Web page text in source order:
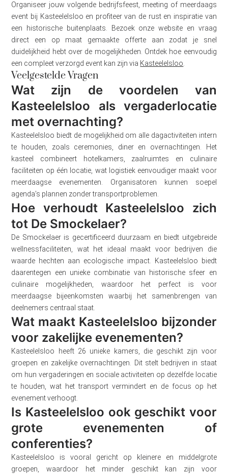
Organiseer jouw volgende bedrijfsfeest, meeting of meerdaags
event bij Kasteelelsloo en profiteer van de rust en inspiratie van
een historische buitenplaats. Bezoek onze website en vraag
direct een op maat gemaakte offerte aan zodat je snel
duidelijkheid hebt over de mogelijkheden. Ontdek hoe eenvoudig
een compleet verzorgd event kan zijn via Kasteelelsloo.
Veelgestelde Vragen
Wat zijn de voordelen van
Kasteelelsloo als vergaderlocatie
met overnachting?
Kasteelelsloo biedt de mogelijkheid om alle dagactiviteiten intern
te houden, zoals ceremonies, diner en overnachtingen. Het
kasteel combineert hotelkamers, zaalruimtes en culinaire
faciliteiten op één locatie, wat logistiek eenvoudiger maakt voor
meerdaagse evenementen. Organisatoren kunnen soepel
agenda’s plannen zonder transportproblemen.
Hoe verhoudt Kasteelelsloo zich
tot De Smockelaer?
De Smockelaer is gecertificeerd duurzaam en biedt uitgebreide
wellnessfaciliteiten, wat het ideaal maakt voor bedrijven die
waarde hechten aan ecologische impact. Kasteelelsloo biedt
daarentegen een unieke combinatie van historische sfeer en
culinaire mogelijkheden, waardoor het perfect is voor
meerdaagse bijeenkomsten waarbij het samenbrengen van
deelnemers centraal staat.
Wat maakt Kasteelelsloo bijzonder
voor zakelijke evenementen?
Kasteelelsloo heeft 26 unieke kamers, die geschikt zijn voor
groepen en zakelijke overnachtingen. Dit stelt bedrijven in staat
om hun vergaderingen en sociale activiteiten op dezelfde locatie
te houden, wat het transport vermindert en de focus op het
evenement verhoogt.
Is Kasteelelsloo ook geschikt voor
grote evenementen of
conferenties?
Kasteelelsloo is vooral gericht op kleinere en middelgrote
groepen, waardoor het minder geschikt kan zijn voor